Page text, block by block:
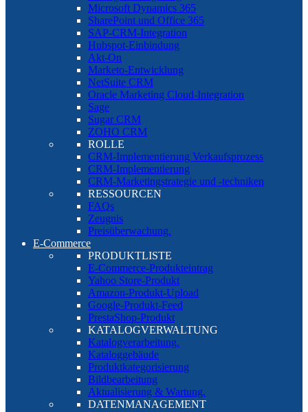
Microsoft Dynamics 365
SharePoint und Office 365
SAP-CRM-Integration
Hubspot-Einbindung
Akt-On
Marketo-Entwicklung
NetSuite CRM
Oracle Marketing Cloud-Integration
Sage
Sugar CRM
ZOHO CRM
ROLLE
CRM-Implementierung Verkaufsprozess
CRM-Implementierung
CRM-Marketingstrategie und -techniken
RESSOURCEN
FAQs
Zeugnis
Preisüberwachung.
E-Commerce
PRODUKTLISTE
E-Commerce-Produkteintrag
Yahoo Store-Produkt
Amazon-Produkt-Upload
Google-Produkt-Feed
PrestaShop-Produkt
KATALOGVERWALTUNG
Katalogverarbeitung.
Kataloggebäude
Produktkategorisierung
Bildbearbeitung
Aktualisierung & Wartung.
DATENMANAGEMENT